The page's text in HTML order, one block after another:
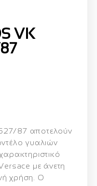
VK
87 αποτελούν
γυαλιών
με άνετη
χρήση. Ο